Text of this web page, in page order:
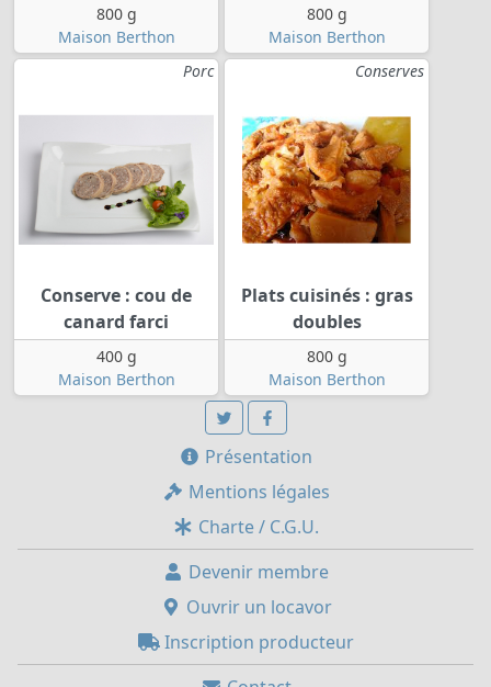
800 g
Maison Berthon
800 g
Maison Berthon
Porc
Conserve : cou de
canard farci
400 g
Maison Berthon
Conserves
Plats cuisinés : gras
doubles
800 g
Maison Berthon
Présentation
Mentions légales
Charte / C.G.U.
Devenir membre
Ouvrir un locavor
Inscription producteur